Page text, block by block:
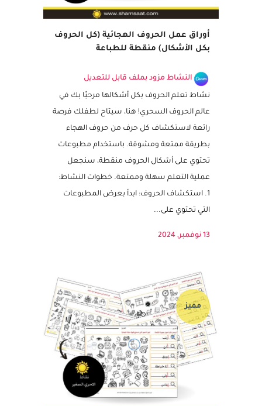
أوراق عمل الحروف الهجائية (كل الحروف
بكل الأشكال) منقطة للطباعة
النشاط مزود بملف قابل للتعديل
نشاط تعلم الحروف بكل أشكالها مرحبًا بك في
عالم الحروف السحري! هنا، سيتاح لطفلك فرصة
رائعة لاستكشاف كل حرف من حروف الهجاء
بطريقة ممتعة ومشوقة. باستخدام مطبوعات
تحتوي على أشكال الحروف منقطة، سنجعل
عملية التعلم سهلة وممتعة. خطوات النشاط:
مميز